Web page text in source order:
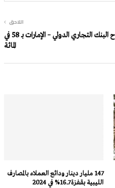
اللاحق
تراجع أرباح البنك التجاري الدولي – الإمارات بـ 58 في
المائة
147 مليار دينار ودائع العملاء بالمصارف
الليبية بقفزة 16.7% في 2024